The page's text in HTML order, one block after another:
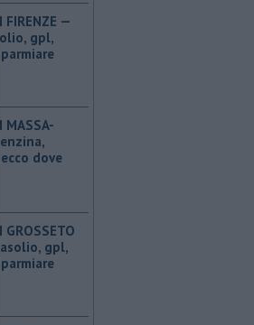
FIRENZE —
gpl,
MASSA-
dove
GROSSETO
gpl,